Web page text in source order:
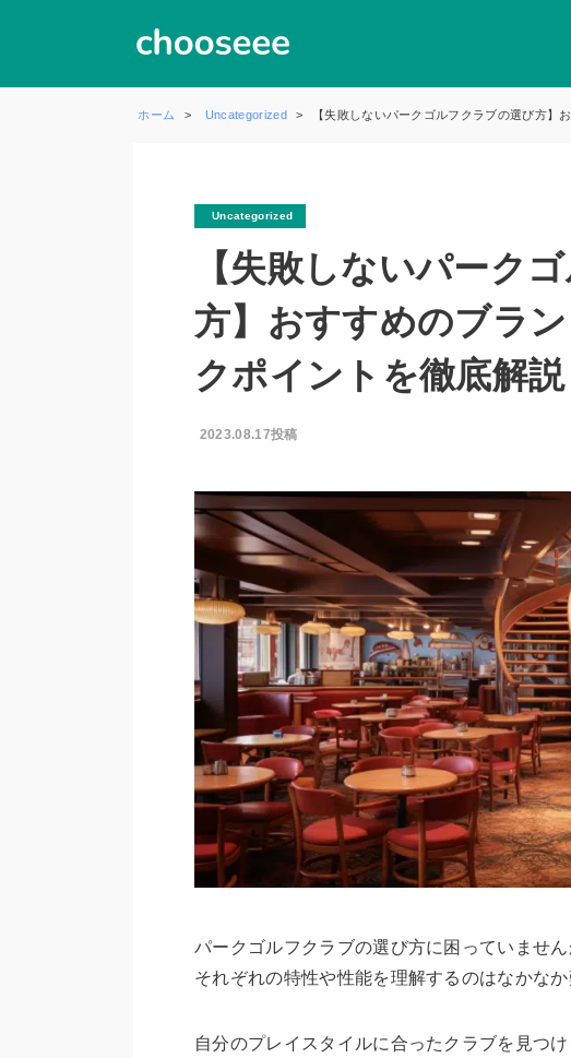
ホーム Uncategorized 【失敗しないパークゴルフクラブの選び方】
Uncategorized
【失敗しないパーク
方】おすすめのブラ
クポイントを徹底解説
2023.08.17投稿
パークゴルフクラブの選び方に困っていませ
それぞれの特性や性能を理解するのはなかなか
自分のプレイスタイルに合ったクラブを見つ